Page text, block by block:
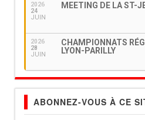
2026
24
JUIN
MEETING DE LA ST-
2026
28
JUIN
CHAMPIONNATS
LYON-PARILLY
ABONNEZ-VOUS À CE